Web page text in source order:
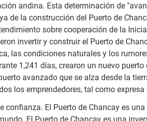
andina. Esta determinación de
de la construcción del Puerto de
sobre cooperación de la
invertir y construir el Puerto de
las condiciones naturales y los
1,241 días, crearon un nuevo
avanzado que se alza desde la
los emprendedores, tal como
confianza. El Puerto de Chancay es